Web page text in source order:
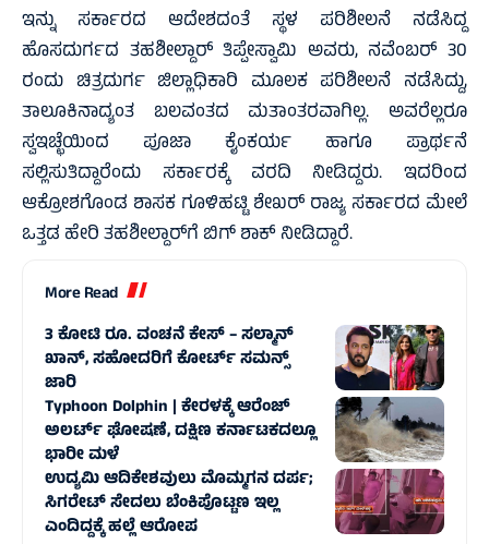
ಇನ್ನು ಸರ್ಕಾರದ ಆದೇಶದಂತೆ ಸ್ಥಳ ಪರಿಶೀಲನೆ ನಡೆಸಿದ್ದ
ಹೊಸದುರ್ಗದ ತಹಶೀಲ್ದಾರ್ ತಿಪ್ಪೇಸ್ವಾಮಿ ಅವರು, ನವೆಂಬರ್ 30
ರಂದು ಚಿತ್ರದುರ್ಗ ಜಿಲ್ಲಾಧಿಕಾರಿ ಮೂಲಕ ಪರಿಶೀಲನೆ ನಡೆಸಿದ್ದು,
ತಾಲೂಕಿನಾದ್ಯಂತ ಬಲವಂತದ ಮತಾಂತರವಾಗಿಲ್ಲ. ಅವರೆಲ್ಲರೂ
ಸ್ವಇಚ್ಛೆಯಿಂದ ಪೂಜಾ ಕೈಂಕರ್ಯ ಹಾಗೂ ಪ್ರಾರ್ಥನೆ
ಸಲ್ಲಿಸುತಿದ್ದಾರೆಂದು ಸರ್ಕಾರಕ್ಕೆ ವರದಿ ನೀಡಿದ್ದರು. ಇದರಿಂದ
ಆಕ್ರೋಶಗೊಂಡ ಶಾಸಕ ಗೂಳಿಹಟ್ಟಿ ಶೇಖರ್ ರಾಜ್ಯ ಸರ್ಕಾರದ ಮೇಲೆ
ಒತ್ತಡ ಹೇರಿ ತಹಶೀಲ್ದಾರ್‌ಗೆ ಬಿಗ್‌ ಶಾಕ್‌ ನೀಡಿದ್ದಾರೆ.
More Read
3 ಕೋಟಿ ರೂ. ವಂಚನೆ ಕೇಸ್‌ – ಸಲ್ಮಾನ್
ಖಾನ್, ಸಹೋದರಿಗೆ ಕೋರ್ಟ್‌ ಸಮನ್ಸ್
ಜಾರಿ
Typhoon Dolphin | ಕೇರಳಕ್ಕೆ ಆರೆಂಜ್‌
ಅಲರ್ಟ್‌ ಘೋಷಣೆ, ದಕ್ಷಿಣ ಕರ್ನಾಟಕದಲ್ಲೂ
ಭಾರೀ ಮಳೆ
ಉದ್ಯಮಿ ಆದಿಕೇಶವುಲು ಮೊಮ್ಮಗನ ದರ್ಪ;
ಸಿಗರೇಟ್ ಸೇದಲು ಬೆಂಕಿಪೊಟ್ಟಣ ಇಲ್ಲ
ಎಂದಿದ್ದಕ್ಕೆ ಹಲ್ಲೆ ಆರೋಪ